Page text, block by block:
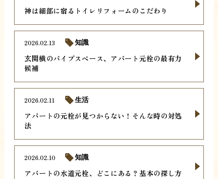
神は細部に宿るトイレリフォームのこだわり
玄関横のパイプスペース、アパート元栓の最有力
候補
2026.02.13 知識
アパートの元栓が見つからない！そんな時の対処
法
2026.02.11 生活
アパートの水道元栓、どこにある？基本の探し方
2026.02.10 知識